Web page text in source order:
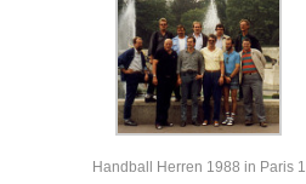
Handball Herren 1988 in Paris 1